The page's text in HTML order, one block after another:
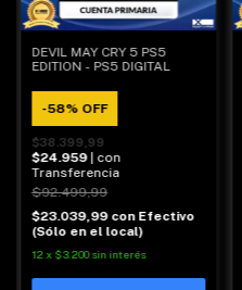
DEVIL MAY CRY 5 PS5
EDITION - PS5 DIGITAL
-58% OFF
$38.399,99
$24.959 | con
Transferencia
$92.499,99
$23.039,99 con Efectivo
(Sólo en el local)
12 x $3.200 sin interés